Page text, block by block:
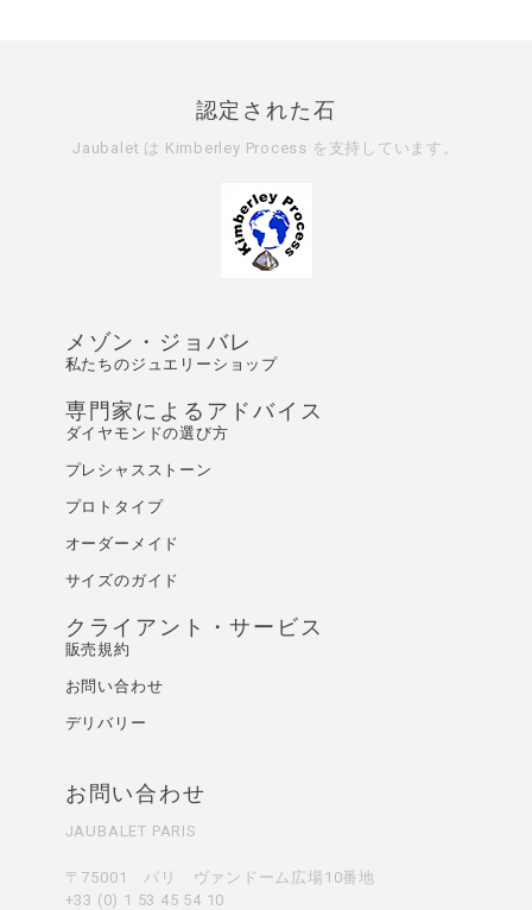
認定された石
Jaubalet は Kimberley Process を支持しています。
メゾン・ジョバレ
私たちのジュエリーショップ
専門家によるアドバイス
ダイヤモンドの選び方
プレシャスストーン
プロトタイプ
オーダーメイド
サイズのガイド
クライアント・サービス
販売規約
お問い合わせ
デリバリー
お問い合わせ
JAUBALET PARIS
〒75001 パリ ヴァンドーム広場10番地
+33 (0) 1 53 45 54 10